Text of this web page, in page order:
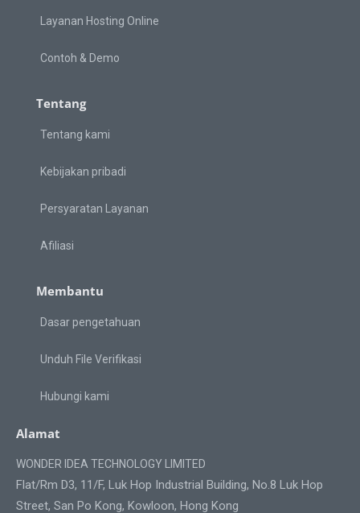
Layanan Hosting Online
Contoh & Demo
Tentang
Tentang kami
Kebijakan pribadi
Persyaratan Layanan
Afiliasi
Membantu
Dasar pengetahuan
Unduh File Verifikasi
Hubungi kami
Alamat
WONDER IDEA TECHNOLOGY LIMITED
Flat/Rm D3, 11/F, Luk Hop Industrial Building, No.8 Luk Hop
Street, San Po Kong, Kowloon, Hong Kong